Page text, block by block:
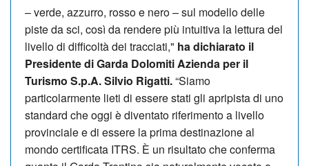
– verde, azzurro, rosso e nero – sul modello delle
piste da sci, così da rendere più intuitiva la lettura del
livello di difficoltà dei tracciati," ha dichiarato il
Presidente di Garda Dolomiti Azienda per il
Turismo S.p.A. Silvio Rigatti.“Siamo
particolarmente lieti di essere stati gli apripista di uno
standard che oggi è diventato riferimento a livello
provinciale e di essere la prima destinazione al
mondo certificata ITRS. È un risultato che conferma